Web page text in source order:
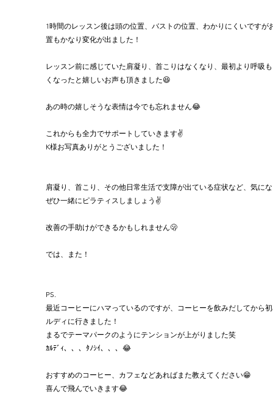
1時間のレッスン後は頭の位置、バストの位置、わかりにくいですが
置もかなり変化が出ました！
レッスン前に感じていた肩凝り、首こりはなくなり、最初より呼吸
くなったと嬉しいお声も頂きました😆
あの時の嬉しそうな表情は今でも忘れません😂
これからも全力でサポートしていきます✌️
K様お写真ありがとうございました！
肩凝り、首こり、その他日常生活で支障が出ている症状など、気に
ぜひ一緒にピラティスしましょう✌️
改善の手助けができるかもしれません🫢
では、また！
PS.
最近コーヒーにハマっているのですが、コーヒーを飲みだしてから
ルディに行きました！
まるでテーマパークのようにテンションが上がりました笑
ｶﾙﾃﾞｨ、、、ﾀﾉｼｲ、、、😂
おすすめのコーヒー、カフェなどあればまた教えてください😁
喜んで飛んでいきます😂